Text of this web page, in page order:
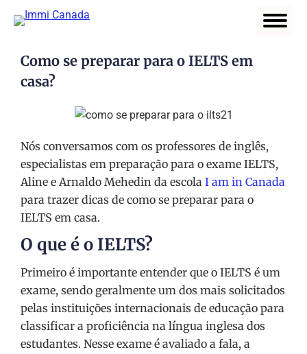
Como se preparar para o IELTS em
casa?
Nós conversamos com os professores de inglês,
especialistas em preparação para o exame IELTS,
Aline e Arnaldo Mehedin da escola I am in Canada
para trazer dicas de como se preparar para o
IELTS em casa.
O que é o IELTS?
Primeiro é importante entender que o IELTS é um
exame, sendo geralmente um dos mais solicitados
pelas instituições internacionais de educação para
classificar a proficiência na língua inglesa dos
estudantes. Nesse exame é avaliado a fala, a